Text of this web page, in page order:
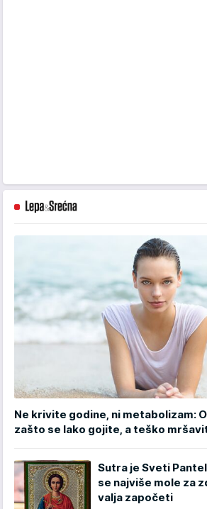
Ne krivite godine, ni metabolizam:
zašto se lako gojite, a teško
Sutra je Sveti
se najviše mole za
valja započeti